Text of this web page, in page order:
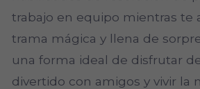
trabajo en equipo mientras te
trama mágica y llena de
una forma ideal de disfrutar
divertido con amigos y vivir la